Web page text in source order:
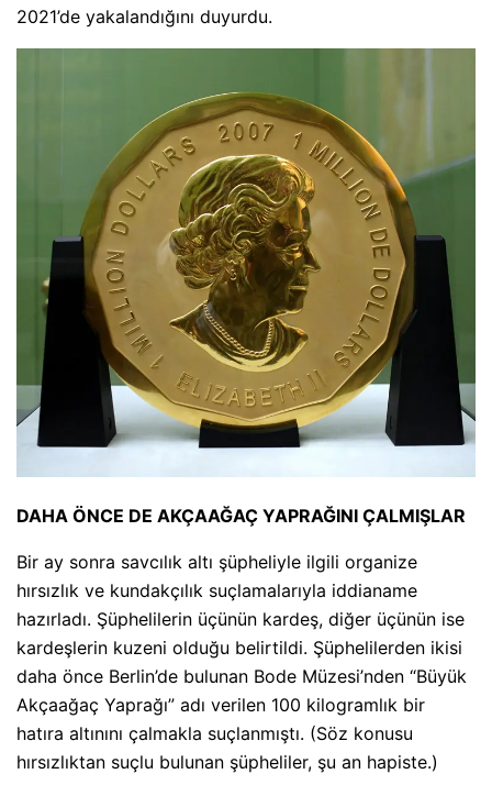
2021’de yakalandığını duyurdu.
DAHA ÖNCE DE AKÇAAĞAÇ YAPRAĞINI ÇALMIŞLAR
Bir ay sonra savcılık altı şüpheliyle ilgili organize
hırsızlık ve kundakçılık suçlamalarıyla iddianame
hazırladı. Şüphelilerin üçünün kardeş, diğer üçünün ise
kardeşlerin kuzeni olduğu belirtildi. Şüphelilerden ikisi
daha önce Berlin’de bulunan Bode Müzesi’nden “Büyük
Akçaağaç Yaprağı” adı verilen 100 kilogramlık bir
hatıra altınını çalmakla suçlanmıştı. (Söz konusu
hırsızlıktan suçlu bulunan şüpheliler, şu an hapiste.)